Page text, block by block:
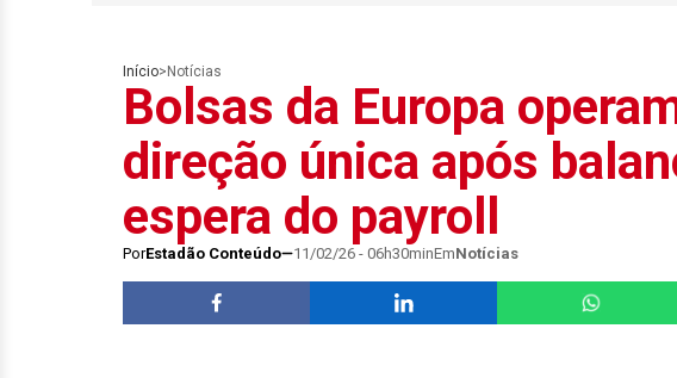
Início> Notícias
Bolsas da Europa
direção única após
espera do payroll
PorEstadão Conteúdo 11/02/26 - 06h30minEmNotícias